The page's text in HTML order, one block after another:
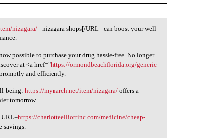
nizagara/ - nizagara shops[/URL - can boost your well-
possible to purchase your drug hassle-free. No longer
at <a href="https://ormondbeachflorida.org/generic-
and efficiently.
being:https://mynarch.net/item/nizagara/ offers a
tomorrow.
https://charlotteelliottinc.com/medicine/cheap-
savings.